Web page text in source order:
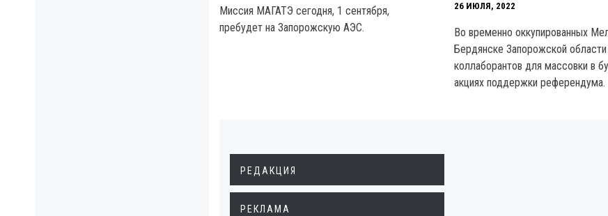
Миссия МАГАТЭ сегодня, 1 сентября,
пребудет на Запорожскую АЭС.
26 ИЮЛЯ, 2022
Во временно оккупированных
Бердянске Запорожской
коллаборантов для массовки в
акциях поддержки референдума.
РЕДАКЦИЯ
РЕКЛАМА